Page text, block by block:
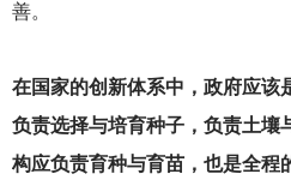
善。
在国家的创新体系中，政府应该
负责选择与培育种子，负责土壤
构应负责育种与育苗，也是全程